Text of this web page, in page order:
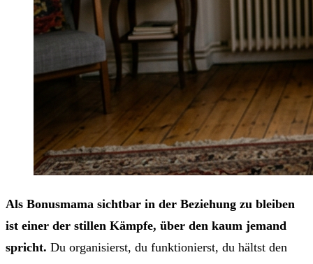
Als Bonusmama sichtbar in der Beziehung zu bleiben
ist einer der stillen Kämpfe, über den kaum jemand
spricht. Du organisierst, du funktionierst, du hältst den